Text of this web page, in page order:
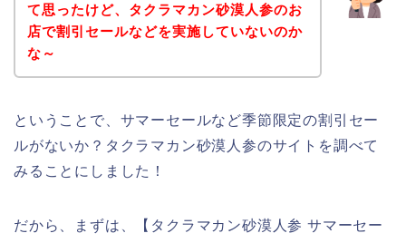
て思ったけど、タクラマカン砂漠人参のお
店で割引セールなどを実施していないのか
な～
ということで、サマーセールなど季節限定の割引セー
ルがないか？タクラマカン砂漠人参のサイトを調べて
みることにしました！
だから、まずは、【タクラマカン砂漠人参 サマーセー